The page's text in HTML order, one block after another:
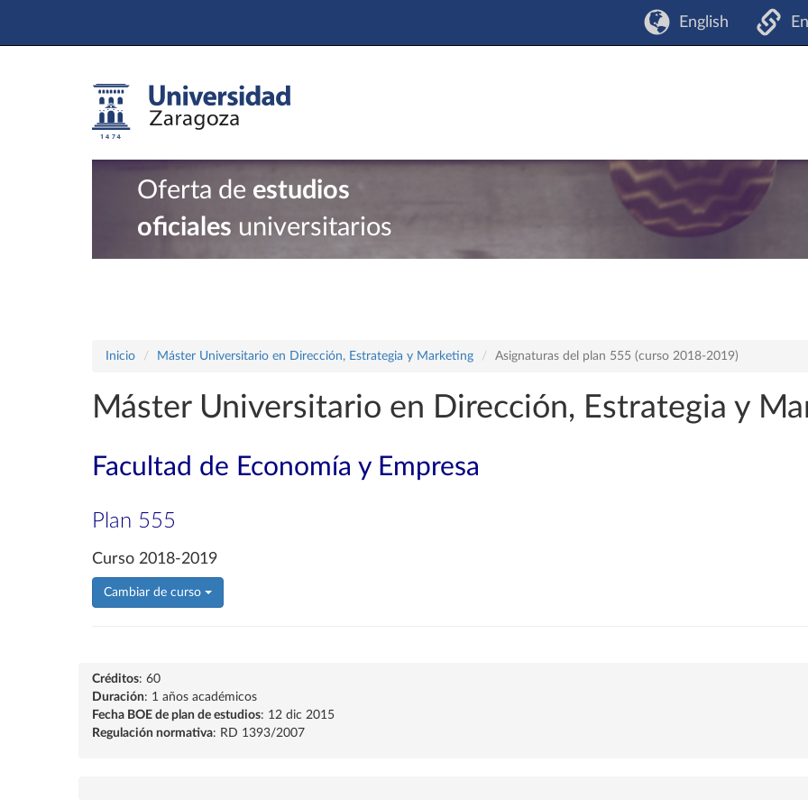
English
Oferta de estudios
oficiales universitarios
Inicio Máster Universitario en Dirección, Estrategia y Marketing Asignaturas del plan 555 (curso 2018-2019)
Máster Universitario en Dirección, Estrategia y
Facultad de Economía y Empresa
Plan 555
Curso 2018-2019
Cambiar de curso
Créditos: 60
Duración: 1 años académicos
Fecha BOE de plan de estudios: 12 dic 2015
Regulación normativa: RD 1393/2007